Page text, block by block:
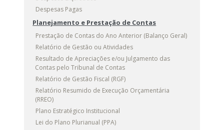
Despesas Pagas
Planejamento e Prestação de Contas
Prestação de Contas do Ano Anterior (Balanço Geral)
Relatório de Gestão ou Atividades
Resultado de Apreciações e/ou Julgamento das
Contas pelo Tribunal de Contas
Relatório de Gestão Fiscal (RGF)
Relatório Resumido de Execução Orçamentária
(RREO)
Plano Estratégico Institucional
Lei do Plano Plurianual (PPA)